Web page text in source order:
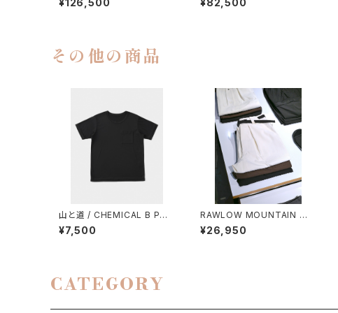
¥126,500 ¥82,500
その他の商品
山と道 / CHEMICAL B POC
KET T-SHIRT（UNISEX）
¥7,500
RAWLOW MOUNTAIN WO
RKS / HIKER BAKER PANT
S
¥26,950
CATEGORY